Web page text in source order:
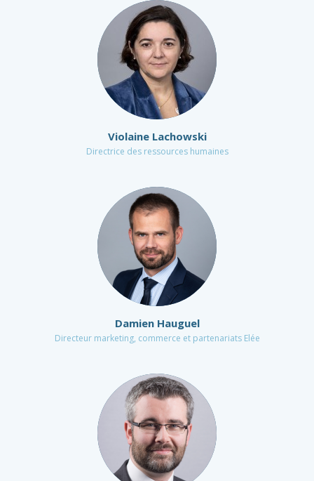
Violaine Lachowski
Directrice des ressources humaines
Damien Hauguel
Directeur marketing, commerce et partenariats Elée